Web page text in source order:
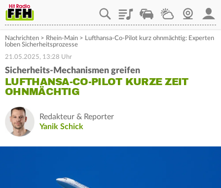
PlaylistStaupilotWetterWebcam
Nachrichten > Rhein-Main > Lufthansa-Co-Pilot kurz ohnmächtig: Experten
loben Sicherheitsprozesse
21.05.2025, 13:28 Uhr
Sicherheits-Mechanismen greifen
LUFTHANSA-CO-PILOT KURZE ZEIT
OHNMÄCHTIG
Redakteur & Reporter
Yanik Schick